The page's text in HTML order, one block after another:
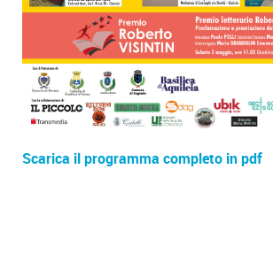
Scarica il programma completo in pdf